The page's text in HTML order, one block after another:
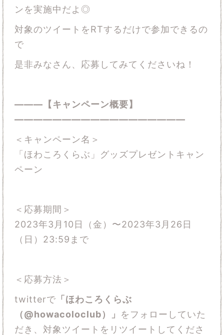
ンを実施中だよ◎
対象のツイートをRTするだけで参加できるの
で
是非みなさん、応募してみてくださいね！
―――【キャンペーン概要】
――――――――――――――――――
＜キャンペーン名＞
「ほわころくらぶ」グッズプレゼントキャン
ペーン
＜応募期間＞
2023年3月10日（金）〜2023年3月26日
（日）23:59まで
＜応募方法＞
twitterで 「ほわころくらぶ
（@howacoloclub）」
をフォローしていた
だき、対象ツイートをリツイートしてくださ